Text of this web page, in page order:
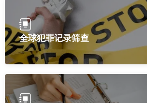
全球犯罪记录筛查